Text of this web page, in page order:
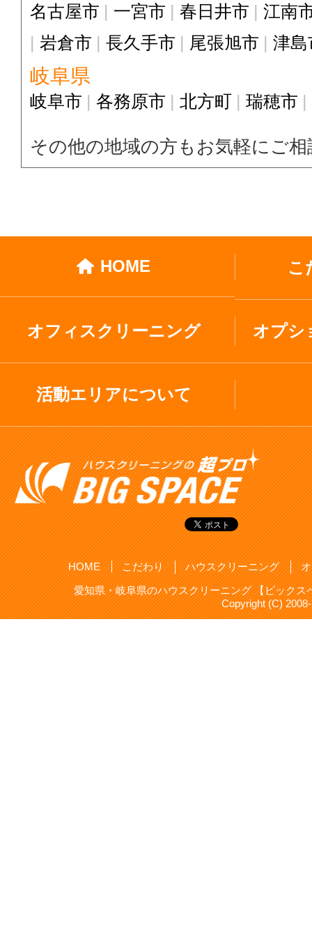
名古屋市 一宮市 春日井市
江南
岩倉市
長久手市 尾張旭市 津島
岐阜県
岐阜市 各務原市 北方町 瑞穂市
その他の地域の方もお気軽にご
HOME こ
オフィスクリーニング オプシ
活動エリアについて
HOME こだわり ハウスクリーニング
愛知県・岐阜県のハウスクリーニング 【ビック
Copyright (C)